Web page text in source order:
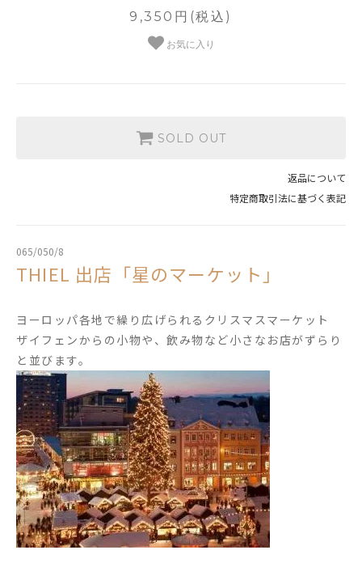
9,350円(税込)
お気に入り
SOLD OUT
返品について
特定商取引法に基づく表記
065/050/8
THIEL 出店「星のマーケット」
ヨーロッパ各地で繰り広げられるクリスマスマーケット
ザイフェンからの小物や、飲み物など小さなお店がずらり
と並びます。